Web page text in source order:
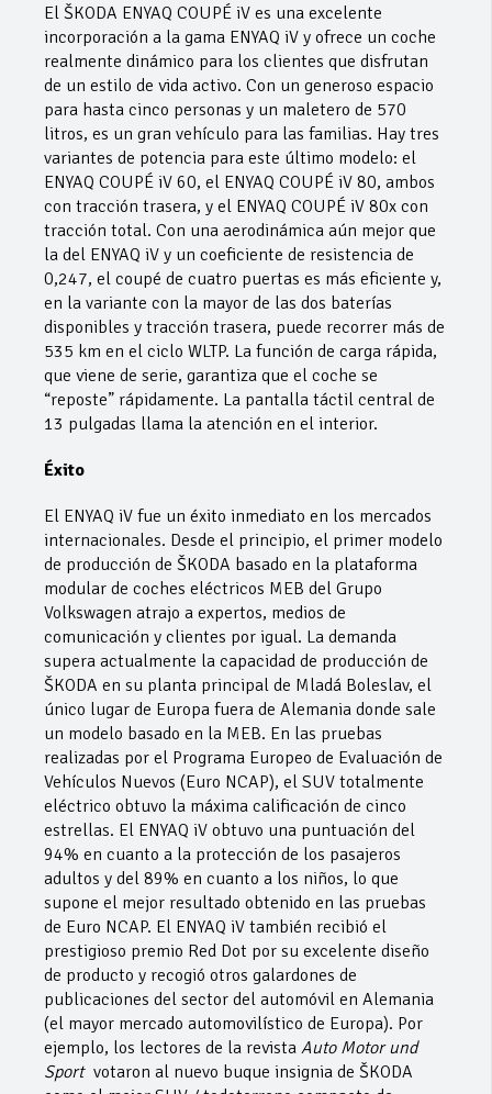
El ŠKODA ENYAQ COUPÉ iV es una excelente
incorporación a la gama ENYAQ iV y ofrece un coche
realmente dinámico para los clientes que disfrutan
de un estilo de vida activo. Con un generoso espacio
para hasta cinco personas y un maletero de 570
litros, es un gran vehículo para las familias. Hay tres
variantes de potencia para este último modelo: el
ENYAQ COUPÉ iV 60, el ENYAQ COUPÉ iV 80, ambos
con tracción trasera, y el ENYAQ COUPÉ iV 80x con
tracción total. Con una aerodinámica aún mejor que
la del ENYAQ iV y un coeficiente de resistencia de
0,247, el coupé de cuatro puertas es más eficiente y,
en la variante con la mayor de las dos baterías
disponibles y tracción trasera, puede recorrer más de
535 km en el ciclo WLTP. La función de carga rápida,
que viene de serie, garantiza que el coche se
“reposte” rápidamente. La pantalla táctil central de
13 pulgadas llama la atención en el interior.
Éxito
El ENYAQ iV fue un éxito inmediato en los mercados
internacionales. Desde el principio, el primer modelo
de producción de ŠKODA basado en la plataforma
modular de coches eléctricos MEB del Grupo
Volkswagen atrajo a expertos, medios de
comunicación y clientes por igual. La demanda
supera actualmente la capacidad de producción de
ŠKODA en su planta principal de Mladá Boleslav, el
único lugar de Europa fuera de Alemania donde sale
un modelo basado en la MEB. En las pruebas
realizadas por el Programa Europeo de Evaluación de
Vehículos Nuevos (Euro NCAP), el SUV totalmente
eléctrico obtuvo la máxima calificación de cinco
estrellas. El ENYAQ iV obtuvo una puntuación del
94% en cuanto a la protección de los pasajeros
adultos y del 89% en cuanto a los niños, lo que
supone el mejor resultado obtenido en las pruebas
de Euro NCAP. El ENYAQ iV también recibió el
prestigioso premio Red Dot por su excelente diseño
de producto y recogió otros galardones de
publicaciones del sector del automóvil en Alemania
(el mayor mercado automovilístico de Europa). Por
ejemplo, los lectores de la revista Auto Motor und
Sport votaron al nuevo buque insignia de ŠKODA